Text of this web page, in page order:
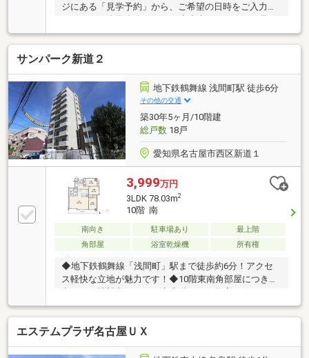
ジにある「見学予約」から、ご希望の日時をご入力く
い！聞きたい！にスピード対応！＊自己資金なしでも
購入出来ます！【主なリノベーション内容】・システ
ムキッチン交換(浄水器、食洗器付)・ユニットバス交
換(浴室暖房乾燥機、追い炊き機能付) ・トイレ交換
(温水洗浄便座付)・洗面化粧台交換(シャワーノズル
付) ・建具交換・クロス貼替 ・フローリング張
替 ・CF貼替・シューズボックス交換 ・給湯器交
換 ・分電盤交換・ハウスクリーニング 他～空家に
つき即日のご案内も可能！～
サンパーク新道２
地下鉄鶴舞線 浅間町駅 徒歩6分
その他の交通
築30年5ヶ月/10階建
総戸数18戸
愛知県名古屋市西区新道１
3,999万円
3LDK 78.03m2
10階 南
南向き 駐車場あり
最上階
角部屋
浴室乾燥機 所有権
◆地下鉄鶴舞線「浅間町」駅まで徒歩約6分！アクセ
ス軽快な立地が魅力です！◆10階東南角部屋につき陽
ことなく過ごせる最上階のお部屋◆全居室5帖以上、
使い勝手の良い全室洋室の3LDKファミリータイプ◆ご
家族で過ごすLDKは約19.5帖のゆったりとした空間◆
全居室収納付きでお部屋もすっきり、空間を有効に使
エステムプラザ名古屋ＵＸ